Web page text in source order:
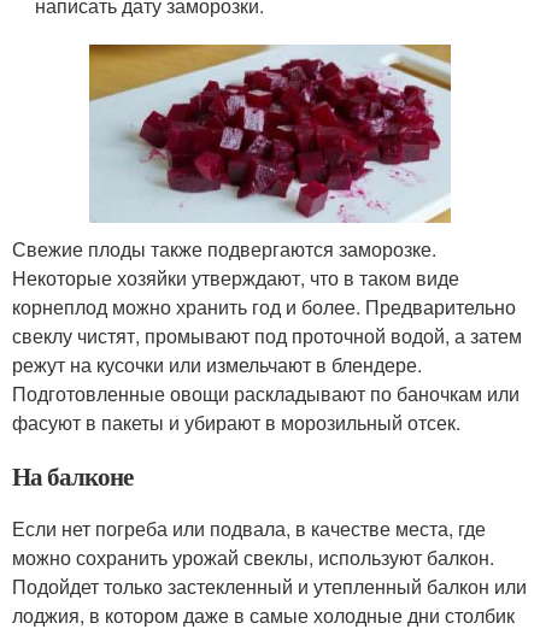
Свежие плоды также подвергаются заморозке.
Некоторые хозяйки утверждают, что в таком виде
корнеплод можно хранить год и более. Предварительно
свеклу чистят, промывают под проточной водой, а затем
режут на кусочки или измельчают в блендере.
Подготовленные овощи раскладывают по баночкам или
фасуют в пакеты и убирают в морозильный отсек.
На балконе
Если нет погреба или подвала, в качестве места, где
можно сохранить урожай свеклы, используют балкон.
Подойдет только застекленный и утепленный балкон или
лоджия, в котором даже в самые холодные дни столбик